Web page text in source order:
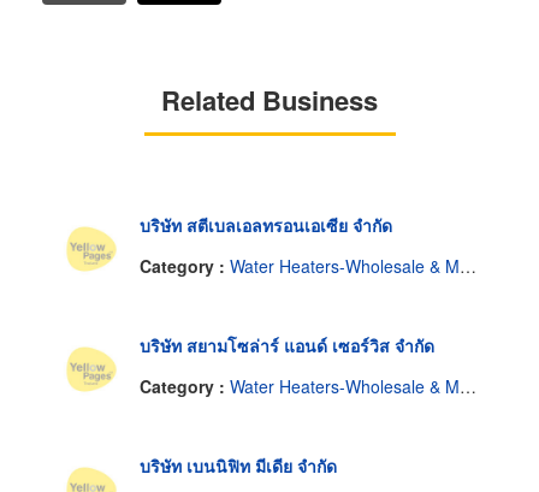
Related Business
บริษัท สตีเบลเอลทรอนเอเซีย จำกัด
Category : Water Heaters-Wholesale & Manufacturers
บริษัท สยามโซล่าร์ แอนด์ เซอร์วิส จำกัด
Category : Water Heaters-Wholesale & Manufacturers
บริษัท เบนนิฟิท มีเดีย จำกัด